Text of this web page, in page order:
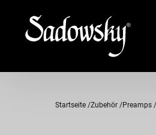
Startseite Zubehör Preamps